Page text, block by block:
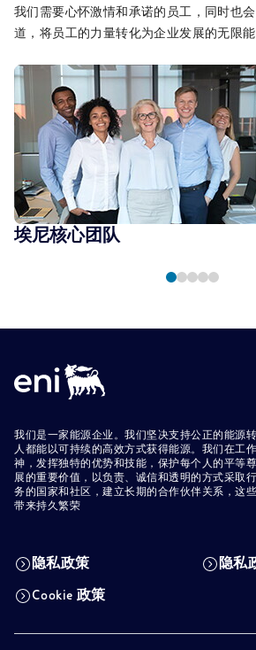
我们需要心怀激情和承诺的员工，同时也
道，将员工的力量转化为企业发展的无限能
埃尼核心团队
我们是一家能源企业。我们坚决支持公正的能源
人都能以可持续的高效方式获得能源。我们在工
神，发挥独特的优势和技能，保护每个人的平等
展的重要价值，以负责、诚信和透明的方式采取
务的国家和社区，建立长期的合作伙伴关系，这
带来持久繁荣
隐私政策 隐私
Cookie 政策